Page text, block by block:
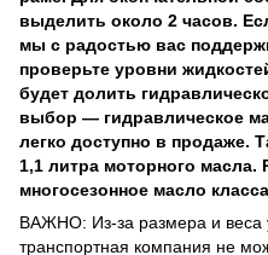
выделить около 2 часов.
мы с радостью вас
проверьте уровни
будет долить
выбор — гидравлическое
легко доступно в продаже.
1,1 литра моторного масла.
многосезонное масло
ВАЖНО: Из-за размера и веса
транспортная компания не